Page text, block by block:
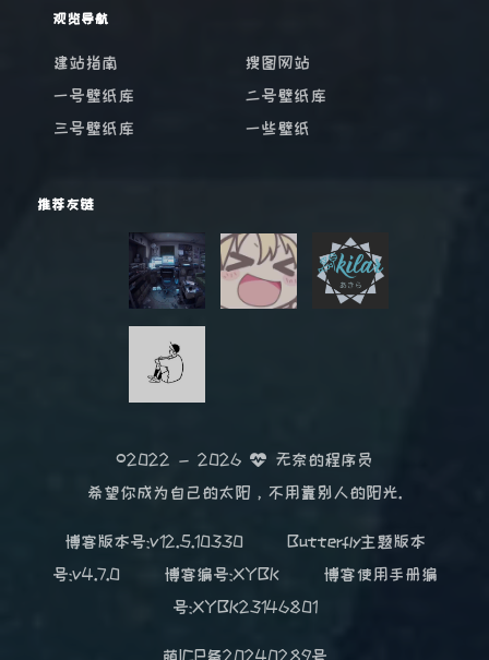
观览导航
建站指南
搜图网站
一号壁纸库
二号壁纸库
三号壁纸库
一些壁纸
推荐友链
©2022 - 2026
无奈的程序员
希望你成为自己的太阳，不用靠别人的阳光.
博客版本号:v12.5.10330
Butterfly主题版本
号:v4.7.0
博客编号:XYBK
博客使用手册编
号:XYBK23146801
萌ICP备20240289号